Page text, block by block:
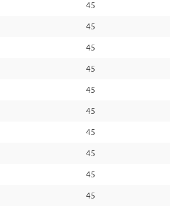
45
45
45
45
45
45
45
45
45
45